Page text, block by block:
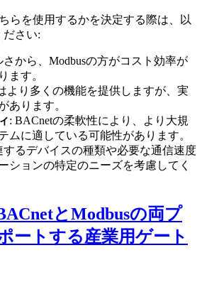
らを使用するかを決定する際は、以
ださい:
さから、Modbusの方がコスト効率が
ます。
より多くの機能を提供しますが、実
あります。
: BACnetの柔軟性により、より大規
ムに適している可能性があります。
するデバイスの種類や必要な通信速度
ションの特定のニーズを考慮してく
とModbusの両プ
ートする産業用ゲート